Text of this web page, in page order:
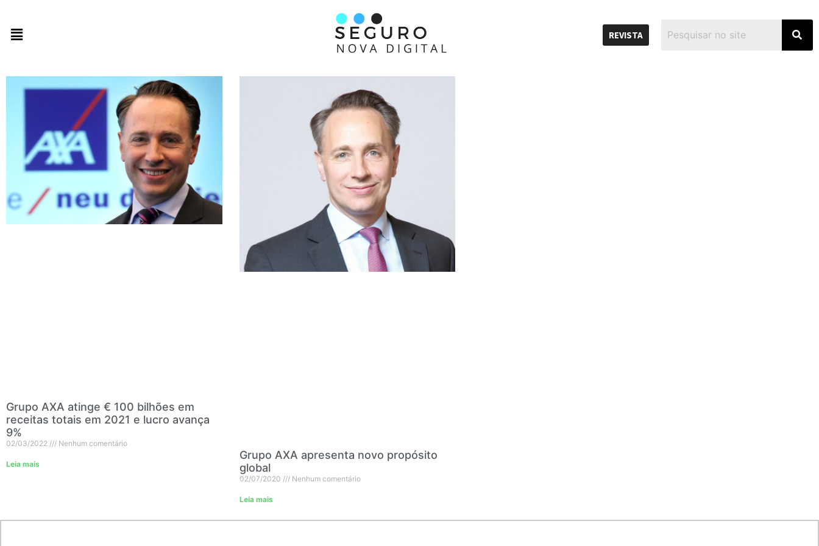
REVISTA
Grupo AXA atinge € 100 bilhões em
receitas totais em 2021 e lucro avança
9%
02/03/2022 Nenhum comentário
Leia mais
Grupo AXA apresenta novo propósito
global
02/07/2020 Nenhum comentário
Leia mais